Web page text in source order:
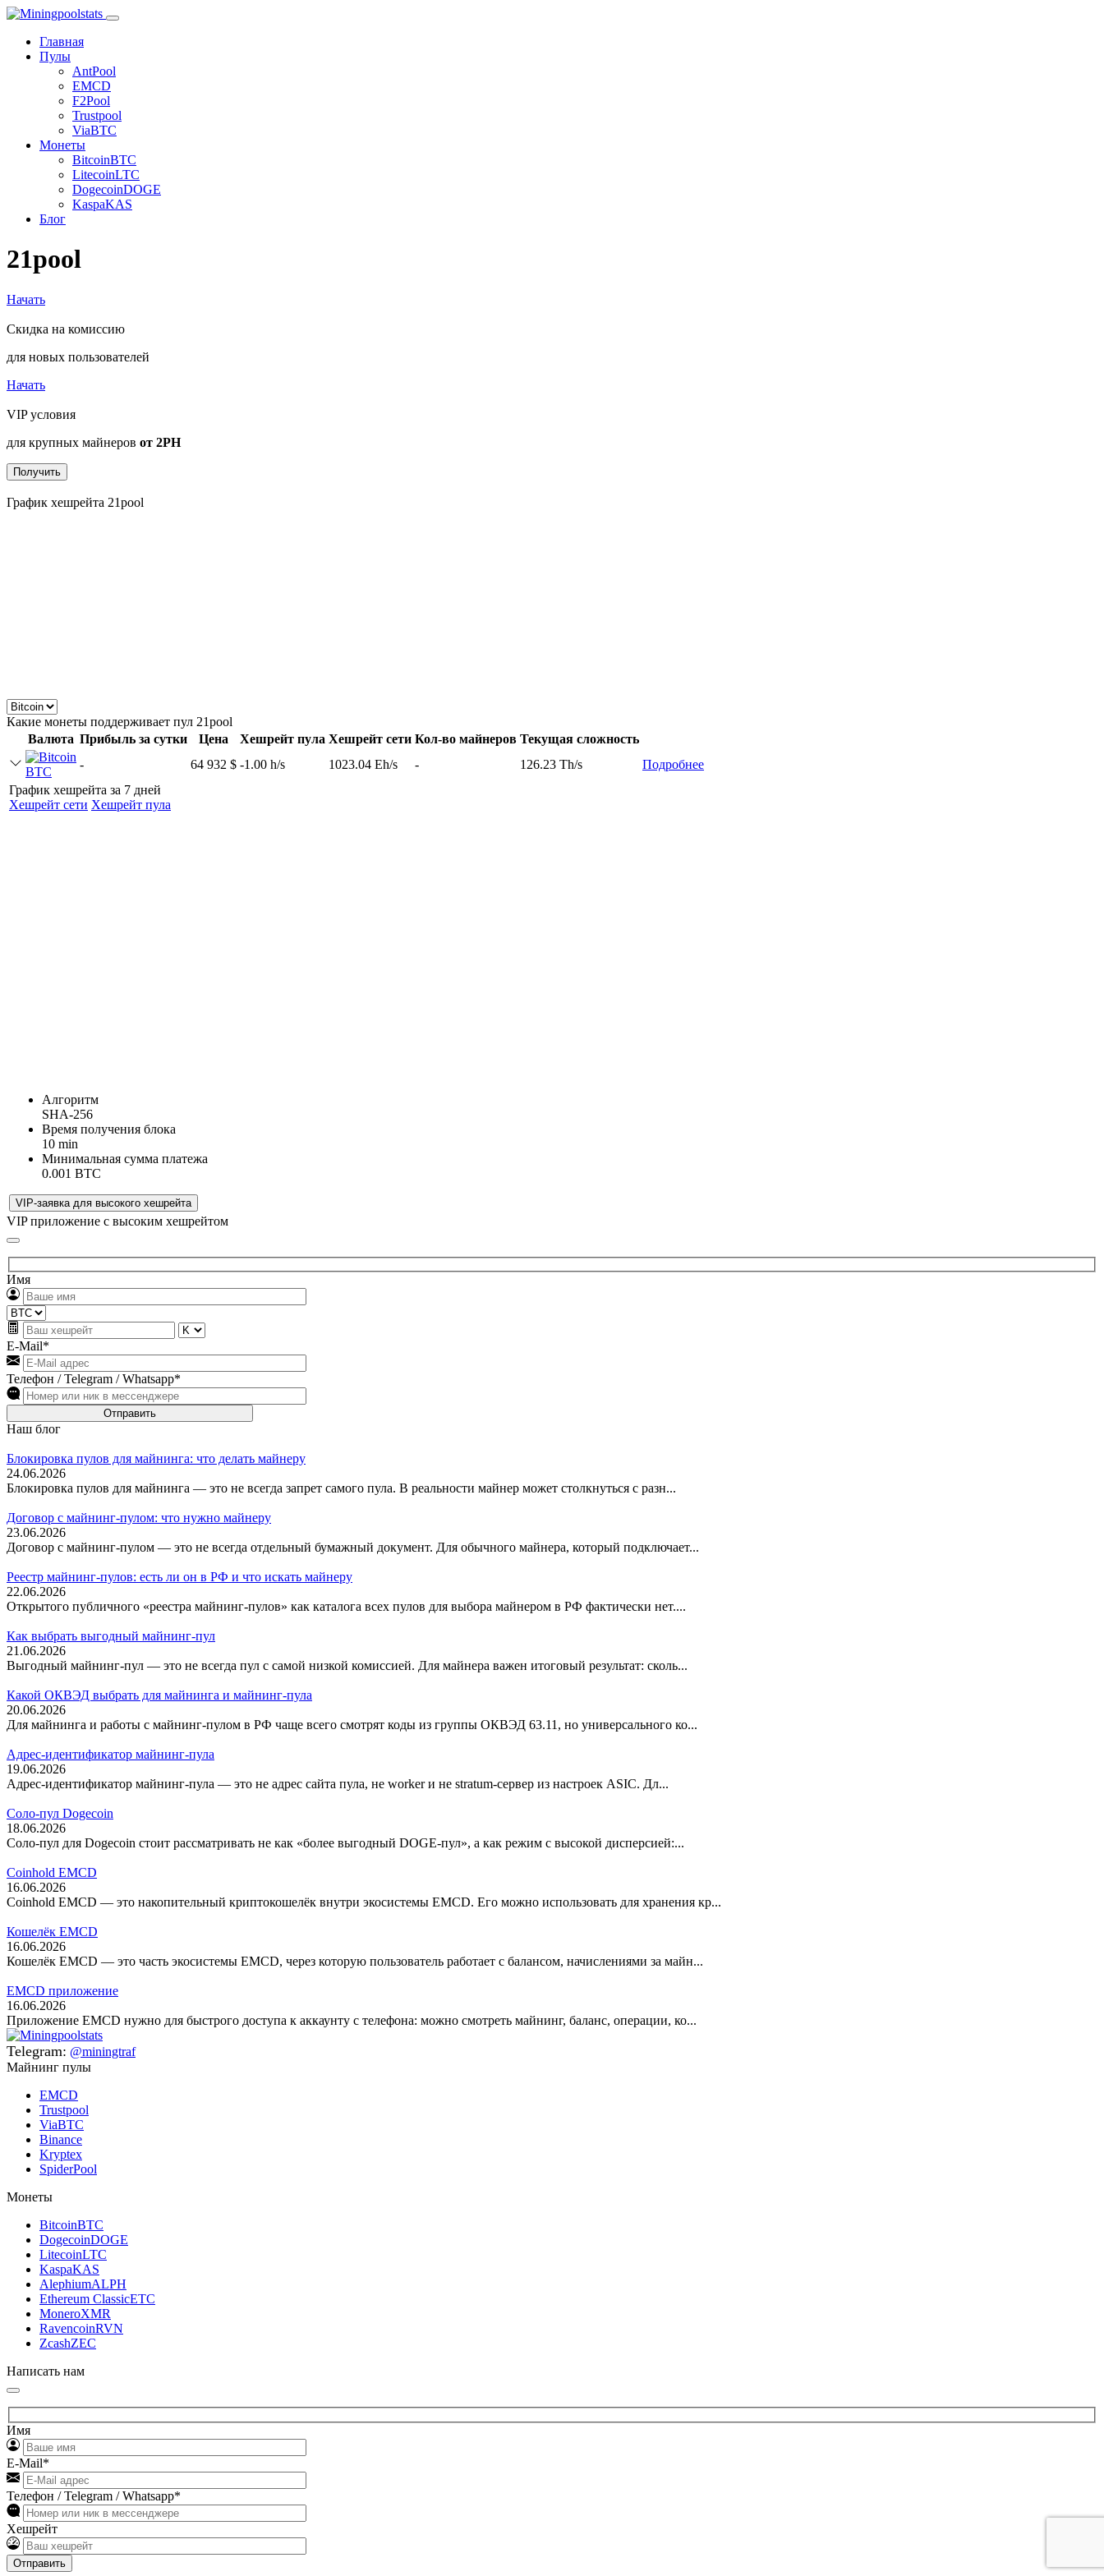
Главная
Пулы
AntPool
EMCD
F2Pool
Trustpool
ViaBTC
Монеты
BitcoinBTC
LitecoinLTC
DogecoinDOGE
KaspaKAS
Блог
21pool
Начать
Скидка на комиссию
для новых пользователей
Начать
VIP условия
для крупных майнеров от 2PH
Получить
График хешрейта 21pool
Какие монеты поддерживает пул 21pool
Валюта Прибыль за сутки Цена Хешрейт пула Хешрейт сети Кол-во майнеров Текущая сложность
BTC
- 64 932 $ -1.00 h/s 1023.04 Eh/s - 126.23 Th/s
Подробнее
График хешрейта за 7 дней
Хешрейт сети Хешрейт пула
Алгоритм
SHA-256
Время получения блока
10 min
Минимальная сумма платежа
0.001 BTC
VIP-заявка для высокого хешрейта
VIP приложение с высоким хешрейтом
Имя
E-Mail*
Телефон / Telegram / Whatsapp*
Наш блог
Блокировка пулов для майнинга: что делать майнеру
24.06.2026
Блокировка пулов для майнинга — это не всегда запрет самого пула. В реальности майнер может столкнуться с разн...
Договор с майнинг-пулом: что нужно майнеру
23.06.2026
Договор с майнинг-пулом — это не всегда отдельный бумажный документ. Для обычного майнера, который подключает...
Реестр майнинг-пулов: есть ли он в РФ и что искать майнеру
22.06.2026
Открытого публичного «реестра майнинг-пулов» как каталога всех пулов для выбора майнером в РФ фактически нет....
Как выбрать выгодный майнинг-пул
21.06.2026
Выгодный майнинг-пул — это не всегда пул с самой низкой комиссией. Для майнера важен итоговый результат: сколь...
Какой ОКВЭД выбрать для майнинга и майнинг-пула
20.06.2026
Для майнинга и работы с майнинг-пулом в РФ чаще всего смотрят коды из группы ОКВЭД 63.11, но универсального ко...
Адрес-идентификатор майнинг-пула
19.06.2026
Адрес-идентификатор майнинг-пула — это не адрес сайта пула, не worker и не stratum-сервер из настроек ASIC. Дл...
Соло-пул Dogecoin
18.06.2026
Соло-пул для Dogecoin стоит рассматривать не как «более выгодный DOGE-пул», а как режим с высокой дисперсией:...
Coinhold EMCD
16.06.2026
Coinhold EMCD — это накопительный криптокошелёк внутри экосистемы EMCD. Его можно использовать для хранения кр...
Кошелёк EMCD
16.06.2026
Кошелёк EMCD — это часть экосистемы EMCD, через которую пользователь работает с балансом, начислениями за майн...
EMCD приложение
16.06.2026
Приложение EMCD нужно для быстрого доступа к аккаунту с телефона: можно смотреть майнинг, баланс, операции, ко...
Telegram: @miningtraf
Майнинг пулы
EMCD
Trustpool
ViaBTC
Binance
Kryptex
SpiderPool
Монеты
BitcoinBTC
DogecoinDOGE
LitecoinLTC
KaspaKAS
AlephiumALPH
Ethereum ClassicETC
MoneroXMR
RavencoinRVN
ZcashZEC
Написать нам
Имя
E-Mail*
Телефон / Telegram / Whatsapp*
Хешрейт